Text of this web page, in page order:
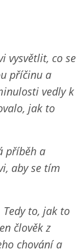
vysvětlit, co se
příčinu a
vedly k
jak to
příběh a
aby se tím
to, jak to
člověk z
chování a